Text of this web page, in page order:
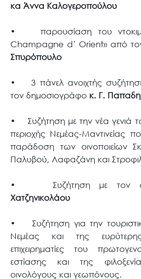
κα Άννα Καλογεροπούλου
• παρουσίαση του
Champagne d’ Orient» από
Σπυρόπουλο
• 3 πάνελ ανοιχτής
τον δημοσιογράφο κ. Γ.
• Συζήτηση με την νέα γενιά
περιοχής Νεμέας-Μαντινείας
παράδοση των οινοποιείων
Παλυβού, Λαφαζάνη και
• Συζήτηση με τον
Χατζηνικολάου
• Συζήτηση για την
Νεμέας και της
επιχειρηματίες του
εστίασης και της
οινολόγους και γεωπόνους.